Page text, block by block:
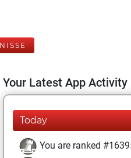
Your Latest App Activity
Today
You are ranked